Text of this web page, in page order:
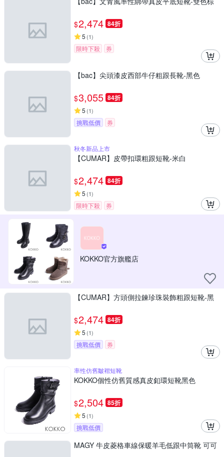
$2,474 84折
5 (1)
限時下殺 券
【bac】尖頭漆皮西部牛仔粗跟長靴-黑色
$3,055 84折
5 (1)
挑戰低價 券
秋冬新品上市
【CUMAR】皮帶扣環粗跟短靴-米白
$2,474 84折
5 (1)
限時下殺 券
KOKKO官方旗艦店
【CUMAR】方頭側拉鍊珍珠裝飾粗跟短靴-黑
$2,474 84折
5 (1)
挑戰低價 券
率性仿舊皺褶短靴
KOKKO個性仿舊質感真皮釦環短靴黑色
$2,504 85折
5 (1)
挑戰低價
MAGY 牛皮菱格車線保暖羊毛低跟中筒靴 可可